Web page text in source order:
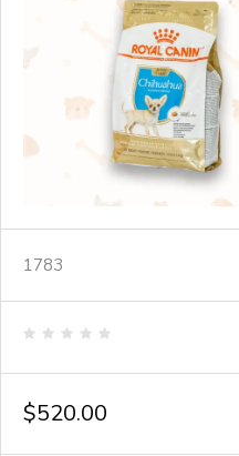
1783
de
5
$520.00